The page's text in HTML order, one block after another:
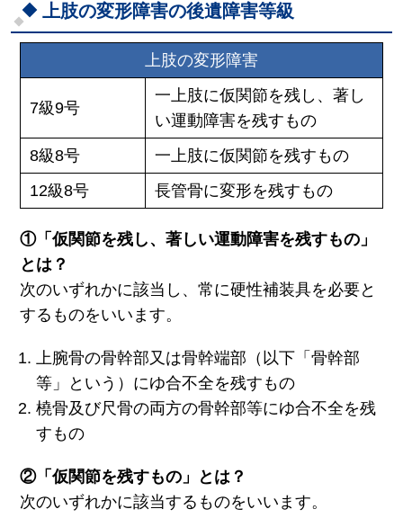
上肢の変形障害の後遺障害等級
上肢の変形障害
7級9号
一上肢に仮関節を残し、著し
い運動障害を残すもの
8級8号
一上肢に仮関節を残すもの
12級8号
長管骨に変形を残すもの
①「仮関節を残し、著しい運動障害を残すもの」
とは？
次のいずれかに該当し、常に硬性補装具を必要と
するものをいいます。
上腕骨の骨幹部又は骨幹端部（以下「骨幹部
等」という）にゆ合不全を残すもの
橈骨及び尺骨の両方の骨幹部等にゆ合不全を残
すもの
②「仮関節を残すもの」とは？
次のいずれかに該当するものをいいます。